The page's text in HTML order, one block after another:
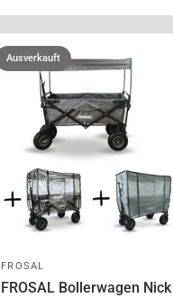
Ausverkauft
FROSAL
FROSAL Bollerwagen Nick